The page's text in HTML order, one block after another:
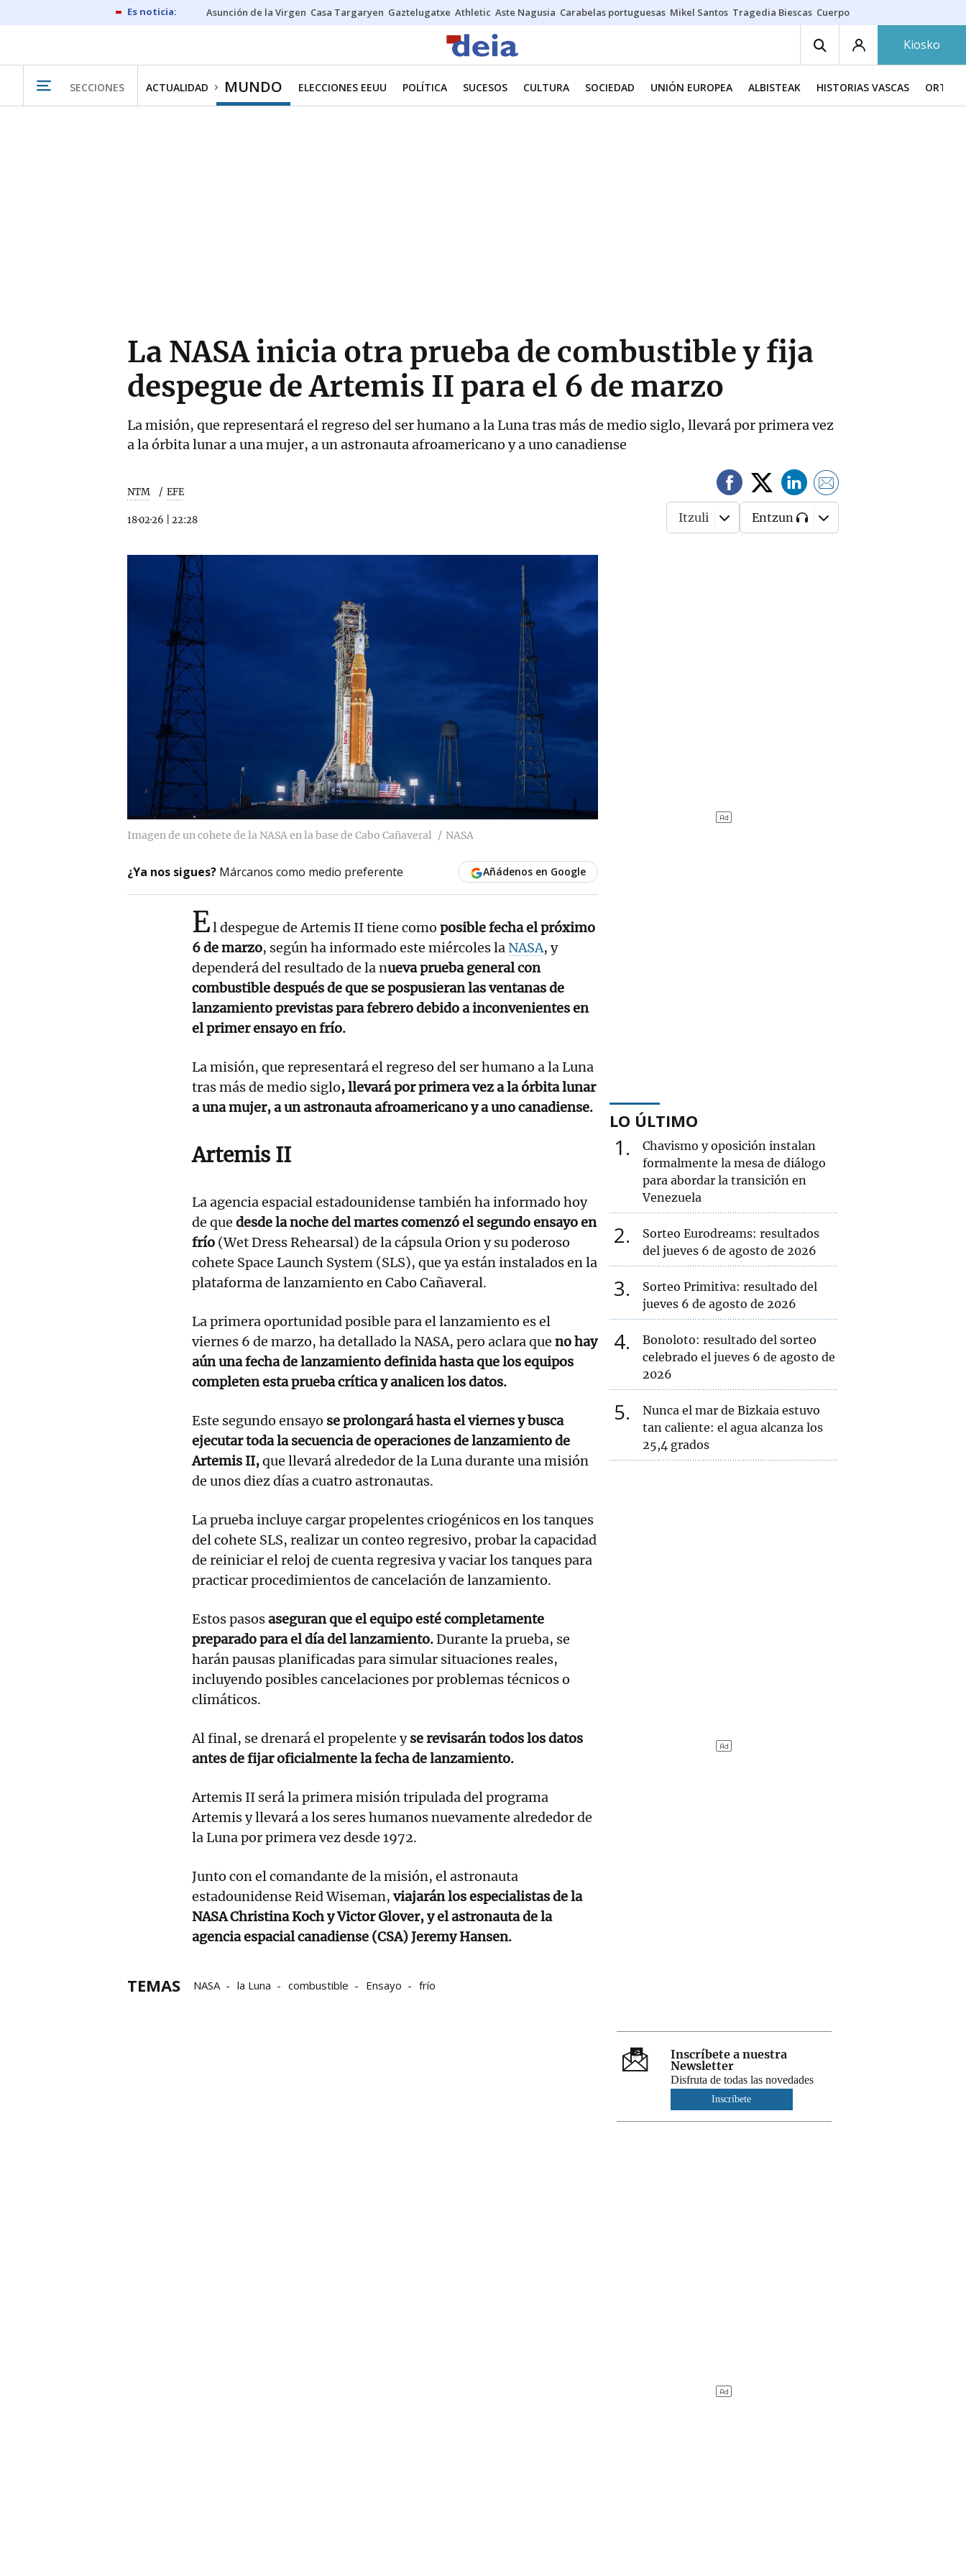
Asunción de la Virgen Casa Targaryen Gaztelugatxe Athletic Aste Nagusia Carabelas portuguesas Mikel Santos Tragedia Biescas Cuerpo ría
Kiosko
SECCIONES ACTUALIDAD MUNDO ELECCIONES EEUU POLÍTICA SUCESOS CULTURA SOCIEDAD UNIÓN EUROPEA ALBISTEAK HISTORIAS VASCAS
La NASA inicia otra prueba de combustible y fija
despegue de Artemis II para el 6 de marzo
La misión, que representará el regreso del ser humano a la Luna tras más de medio siglo, llevará por primera vez
a la órbita lunar a una mujer, a un astronauta afroamericano y a uno canadiense
NTM EFE
18·02·26 22:28 Itzuli Entzun
Imagen de un cohete de la NASA en la base de Cabo Cañaveral NASA
¿Ya nos sigues? Márcanos como medio preferente Añádenos en Google
El despegue de Artemis II tiene como posible fecha el próximo
6 de marzo, según ha informado este miércoles la NASA, y
dependerá del resultado de la nueva prueba general con
combustible después de que se pospusieran las ventanas de
lanzamiento previstas para febrero debido a inconvenientes en
el primer ensayo en frío.
La misión, que representará el regreso del ser humano a la Luna
tras más de medio siglo, llevará por primera vez a la órbita lunar
a una mujer, a un astronauta afroamericano y a uno canadiense.
Artemis II
La agencia espacial estadounidense también ha informado hoy
de que desde la noche del martes comenzó el segundo ensayo en
frío (Wet Dress Rehearsal) de la cápsula Orion y su poderoso
cohete Space Launch System (SLS), que ya están instalados en la
plataforma de lanzamiento en Cabo Cañaveral.
La primera oportunidad posible para el lanzamiento es el
viernes 6 de marzo, ha detallado la NASA, pero aclara que no hay
aún una fecha de lanzamiento definida hasta que los equipos
completen esta prueba crítica y analicen los datos.
Este segundo ensayo se prolongará hasta el viernes y busca
ejecutar toda la secuencia de operaciones de lanzamiento de
Artemis II,que llevará alrededor de la Luna durante una misión
de unos diez días a cuatro astronautas.
La prueba incluye cargar propelentes criogénicos en los tanques
del cohete SLS, realizar un conteo regresivo, probar la capacidad
de reiniciar el reloj de cuenta regresiva y vaciar los tanques para
practicar procedimientos de cancelación de lanzamiento.
Estos pasosaseguran que el equipo esté completamente
preparado para el día del lanzamiento.Durante la prueba, se
harán pausas planificadas para simular situaciones reales,
incluyendo posibles cancelaciones por problemas técnicos o
climáticos.
Al final, se drenará el propelente yse revisarán todos los datos
antes de fijar oficialmente la fecha de lanzamiento.
Artemis II será la primera misión tripulada del programa
Artemis y llevará a los seres humanos nuevamente alrededor de
la Luna por primera vez desde 1972.
Junto con el comandante de la misión, el astronauta
estadounidense Reid Wiseman, viajarán los especialistas de la
NASA Christina Koch y Victor Glover, y el astronauta de la
agencia espacial canadiense (CSA) Jeremy Hansen.
TEMAS NASA la Luna combustible Ensayo frío
LO ÚLTIMO
1
Chavismo y oposición instalan
formalmente la mesa de diálogo
para abordar la transición en
Venezuela
2
Sorteo Eurodreams: resultados
del jueves 6 de agosto de 2026
3
Sorteo Primitiva: resultado del
jueves 6 de agosto de 2026
4
Bonoloto: resultado del sorteo
celebrado el jueves 6 de agosto de
2026
5
Nunca el mar de Bizkaia estuvo
tan caliente: el agua alcanza los
25,4 grados
Inscríbete a nuestra
Newsletter
Disfruta de todas las novedades
Inscríbete